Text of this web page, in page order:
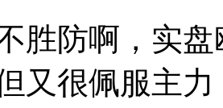
胜防啊，实
又很佩服主